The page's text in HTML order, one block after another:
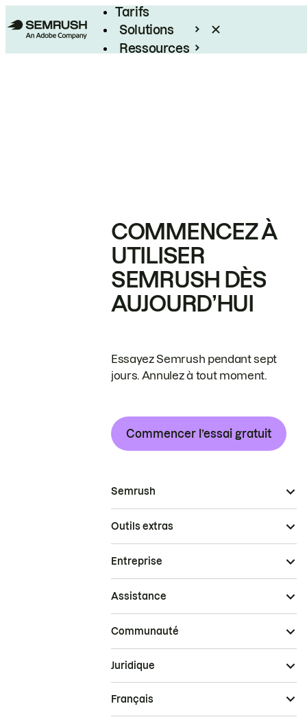
Tarifs
Solutions
Ressources
COMMENCEZ À
UTILISER
SEMRUSH DÈS
AUJOURD’HUI
Essayez Semrush pendant sept
jours. Annulez à tout moment.
Commencer l’essai gratuit
Semrush
Outils extras
Entreprise
Assistance
Communauté
Juridique
Français